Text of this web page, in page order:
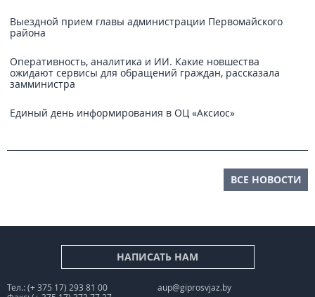
Выездной прием главы администрации Первомайского
района
Оперативность, аналитика и ИИ. Какие новшества
ожидают сервисы для обращений граждан, рассказала
замминистра
Единый день информирования в ОЦ «Аксиос»
ВСЕ НОВОСТИ
НАПИСАТЬ НАМ
Тел.: (+ 375 17) 293 81 00
aup@giprosvjaz.by